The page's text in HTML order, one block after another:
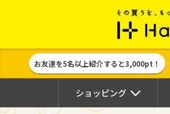
お友達を5名以上紹介すると3,000pt！
ショッピング